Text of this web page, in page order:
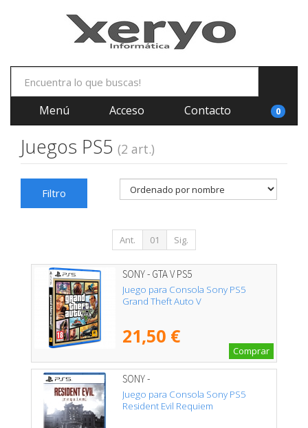
Menú Acceso Contacto 0
Juegos PS5 (2 art.)
Filtro
Ant. 01 Sig.
SONY - GTA V PS5
Juego para Consola Sony PS5
Grand Theft Auto V
21,50 €
Comprar
SONY -
Juego para Consola Sony PS5
Resident Evil Requiem